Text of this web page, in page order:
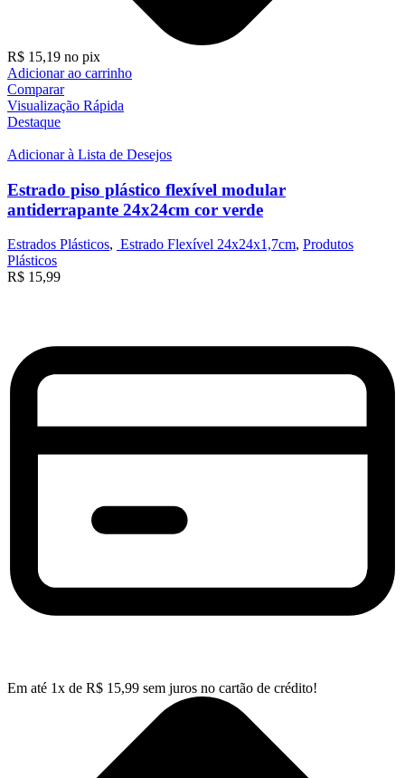
R$ 15,19 no pix
Adicionar ao carrinho
Comparar
Visualização Rápida
Destaque
Adicionar à Lista de Desejos
Estrado piso plástico flexível modular
antiderrapante 24x24cm cor verde
Estrados Plásticos, Estrado Flexível 24x24x1,7cm, Produtos
Plásticos
R$ 15,99
Em até 1x de R$ 15,99 sem juros no cartão de crédito!